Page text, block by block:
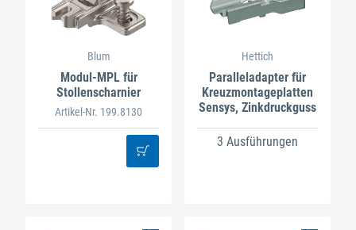
Blum
Modul-MPL für
Stollenscharnier
Artikel-Nr. 199.8130
Hettich
Paralleladapter für
Kreuzmontageplatten
Sensys, Zinkdruckguss
3 Ausführungen